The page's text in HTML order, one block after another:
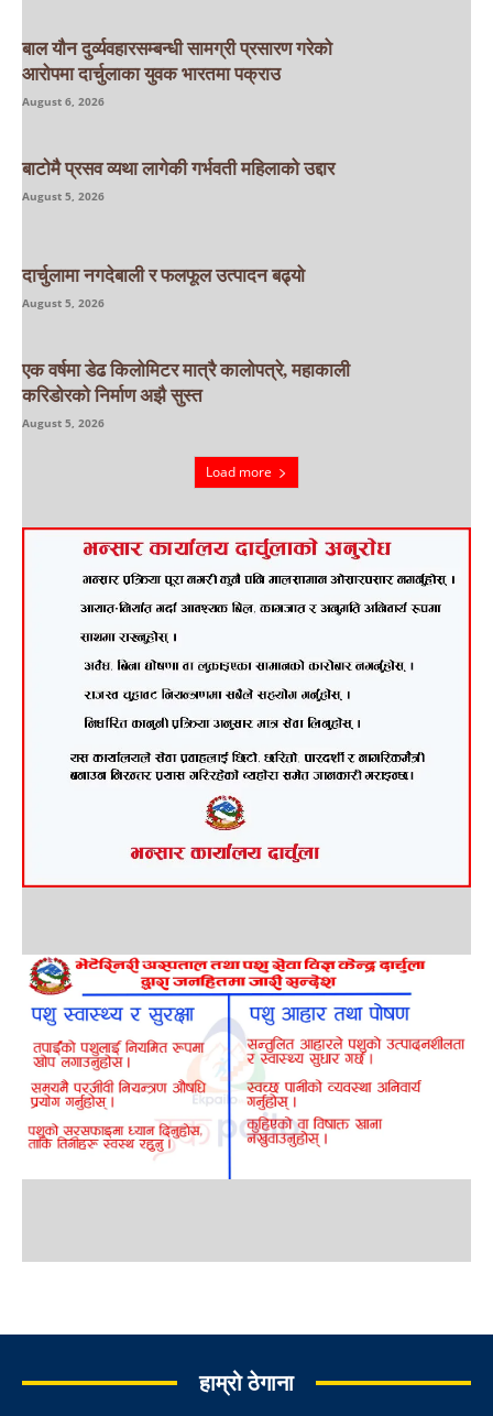
बाल यौन दुर्व्यवहारसम्बन्धी सामग्री प्रसारण गरेको
आरोपमा दार्चुलाका युवक भारतमा पक्राउ
August 6, 2026
बाटाेमै प्रसव व्यथा लागेकी गर्भवती महिलाको उद्दार
August 5, 2026
दार्चुलामा नगदेबाली र फलफूल उत्पादन बढ्यो
August 5, 2026
एक वर्षमा डेढ किलोमिटर मात्रै कालोपत्रे, महाकाली
करिडोरको निर्माण अझै सुस्त
August 5, 2026
Load more
हाम्रो ठेगाना